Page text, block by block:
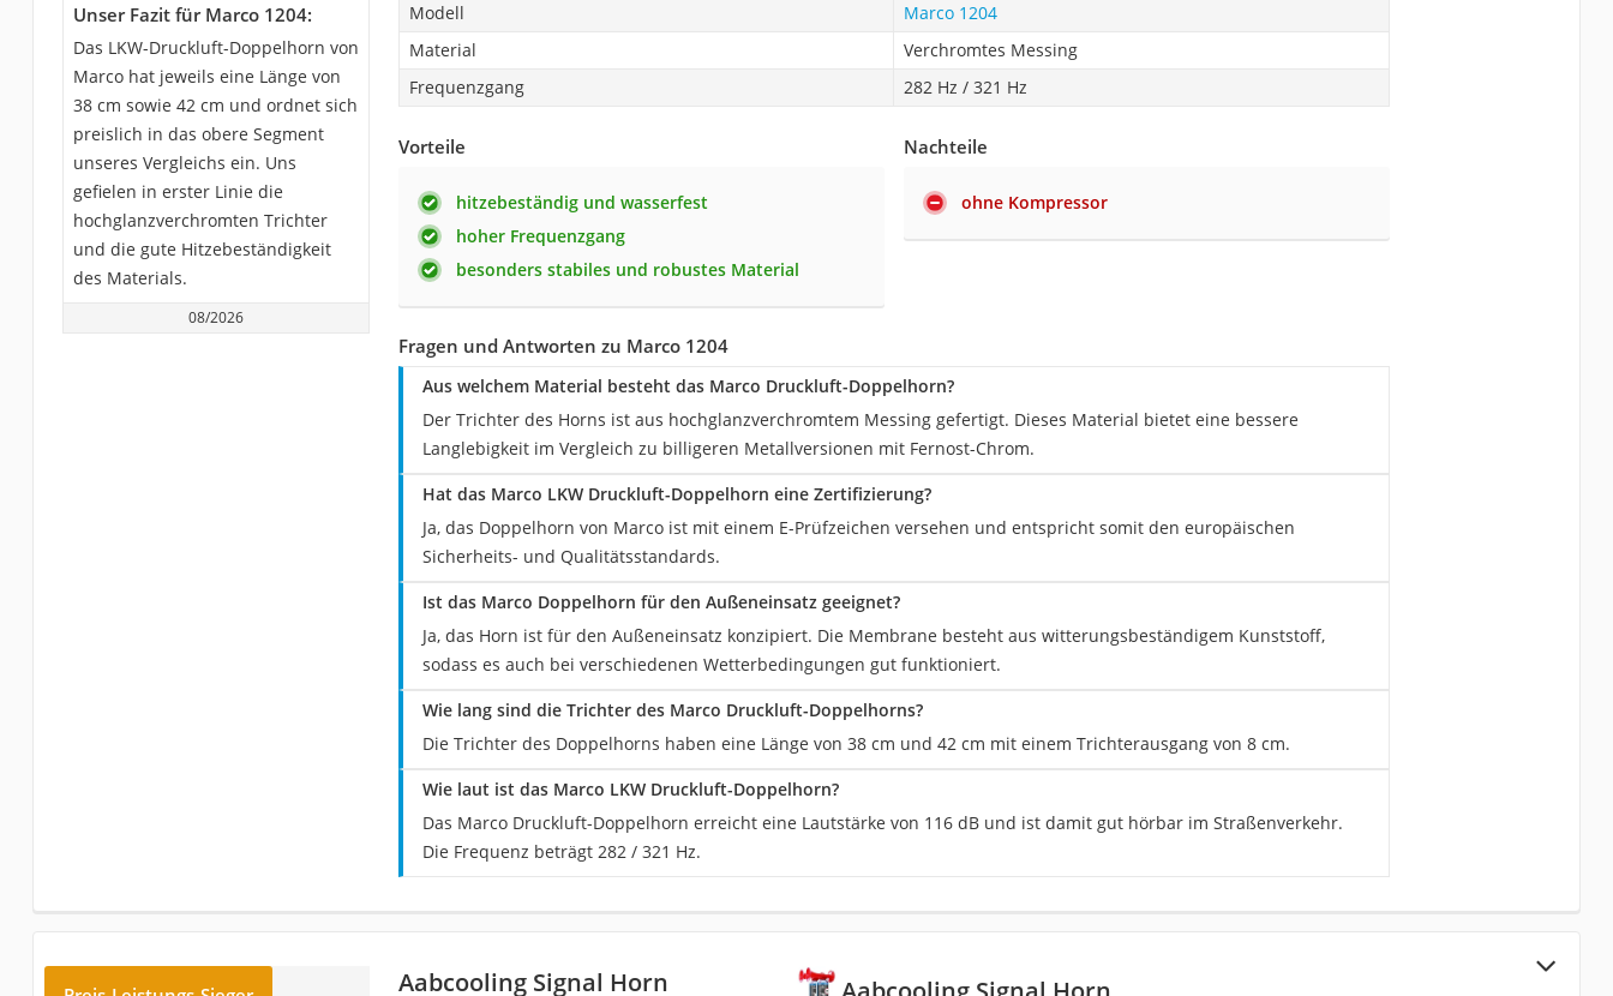
Unser Fazit für Marco 1204:
Das LKW-Druckluft-Doppelhorn von
Marco hat jeweils eine Länge von
38 cm sowie 42 cm und ordnet sich
preislich in das obere Segment
unseres Vergleichs ein. Uns
gefielen in erster Linie die
hochglanzverchromten Trichter
und die gute Hitzebeständigkeit
des Materials.
08/2026
Modell
Marco 1204
Material
Verchromtes Messing
Frequenzgang
282 Hz / 321 Hz
Vorteile
hitzebeständig und wasserfest
hoher Frequenzgang
besonders stabiles und robustes Material
Nachteile
ohne Kompressor
Fragen und Antworten zu Marco 1204
Aus welchem Material besteht das Marco Druckluft-Doppelhorn?
Der Trichter des Horns ist aus hochglanzverchromtem Messing gefertigt. Dieses Material bietet eine bessere
Langlebigkeit im Vergleich zu billigeren Metallversionen mit Fernost-Chrom.
Hat das Marco LKW Druckluft-Doppelhorn eine Zertifizierung?
Ja, das Doppelhorn von Marco ist mit einem E-Prüfzeichen versehen und entspricht somit den europäischen
Sicherheits- und Qualitätsstandards.
Ist das Marco Doppelhorn für den Außeneinsatz geeignet?
Ja, das Horn ist für den Außeneinsatz konzipiert. Die Membrane besteht aus witterungsbeständigem Kunststoff,
sodass es auch bei verschiedenen Wetterbedingungen gut funktioniert.
Wie lang sind die Trichter des Marco Druckluft-Doppelhorns?
Die Trichter des Doppelhorns haben eine Länge von 38 cm und 42 cm mit einem Trichterausgang von 8 cm.
Wie laut ist das Marco LKW Druckluft-Doppelhorn?
Das Marco Druckluft-Doppelhorn erreicht eine Lautstärke von 116 dB und ist damit gut hörbar im Straßenverkehr.
Die Frequenz beträgt 282 / 321 Hz.
Aabcooling Signal Horn